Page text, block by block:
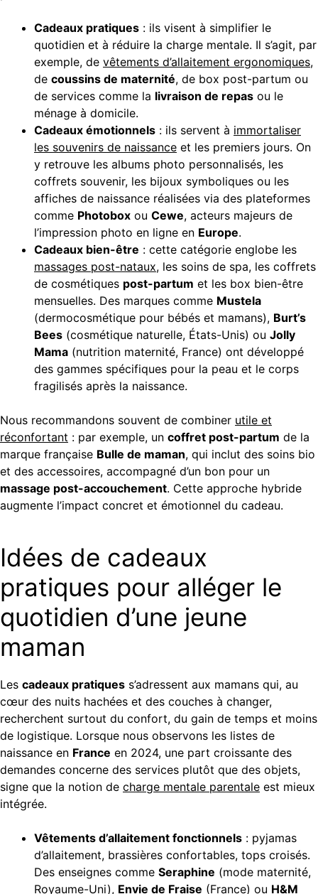
Cadeaux pratiques : ils visent à simplifier le
quotidien et à réduire la charge mentale. Il s’agit, par
exemple, de vêtements d’allaitement ergonomiques,
de coussins de maternité, de box post-partum ou
de services comme la livraison de repas ou le
ménage à domicile.
Cadeaux émotionnels : ils servent à immortaliser
les souvenirs de naissance et les premiers jours. On
y retrouve les albums photo personnalisés, les
coffrets souvenir, les bijoux symboliques ou les
affiches de naissance réalisées via des plateformes
comme Photobox ou Cewe, acteurs majeurs de
l’impression photo en ligne en Europe.
Cadeaux bien-être : cette catégorie englobe les
massages post-nataux, les soins de spa, les coffrets
de cosmétiques post-partum et les box bien-être
mensuelles. Des marques comme Mustela
(dermocosmétique pour bébés et mamans), Burt’s
Bees (cosmétique naturelle, États-Unis) ou Jolly
Mama (nutrition maternité, France) ont développé
des gammes spécifiques pour la peau et le corps
fragilisés après la naissance.
Nous recommandons souvent de combiner utile et
réconfortant : par exemple, un coffret post-partum de la
marque française Bulle de maman, qui inclut des soins bio
et des accessoires, accompagné d’un bon pour un
massage post-accouchement. Cette approche hybride
augmente l’impact concret et émotionnel du cadeau.
Idées de cadeaux
pratiques pour alléger le
quotidien d’une jeune
maman
Les cadeaux pratiques s’adressent aux mamans qui, au
cœur des nuits hachées et des couches à changer,
recherchent surtout du confort, du gain de temps et moins
de logistique. Lorsque nous observons les listes de
naissance en France en 2024, une part croissante des
demandes concerne des services plutôt que des objets,
signe que la notion de charge mentale parentale est mieux
intégrée.
Vêtements d’allaitement fonctionnels : pyjamas
d’allaitement, brassières confortables, tops croisés.
Des enseignes comme Seraphine (mode maternité,
Royaume-Uni), Envie de Fraise (France) ou H&M